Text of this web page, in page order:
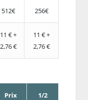
512€ 256€
11 € +
2,76 €
11 € +
2,76 €
Prix 1/2